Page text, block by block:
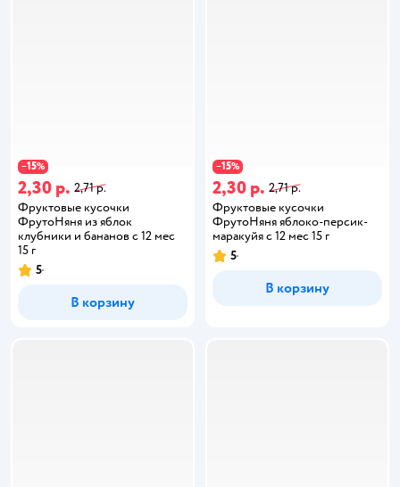
−15%
2,30 р. 2,71 р.
Фруктовые кусочки
ФрутоНяня из яблок
клубники и бананов с 12 мес
15 г
5
В корзину
−15%
2,30 р. 2,71 р.
Фруктовые кусочки
ФрутоНяня яблоко-персик-
маракуйя с 12 мес 15 г
5
В корзину